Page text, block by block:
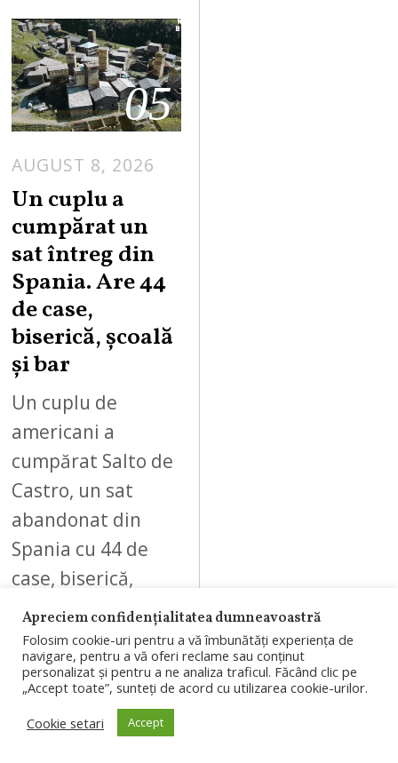
05
AUGUST 8, 2026
Un cuplu a
cumpărat un
sat întreg din
Spania. Are 44
de case,
biserică, școală
și bar
Un cuplu de
americani a
cumpărat Salto de
Castro, un sat
abandonat din
Spania cu 44 de
case, biserică,
școală și bar.…
06
Apreciem confidențialitatea dumneavoastră
Folosim cookie-uri pentru a vă îmbunătăți experiența de
navigare, pentru a vă oferi reclame sau conținut
personalizat și pentru a ne analiza traficul. Făcând clic pe
„Accept toate”, sunteți de acord cu utilizarea cookie-urilor.
Cookie setari
Accept